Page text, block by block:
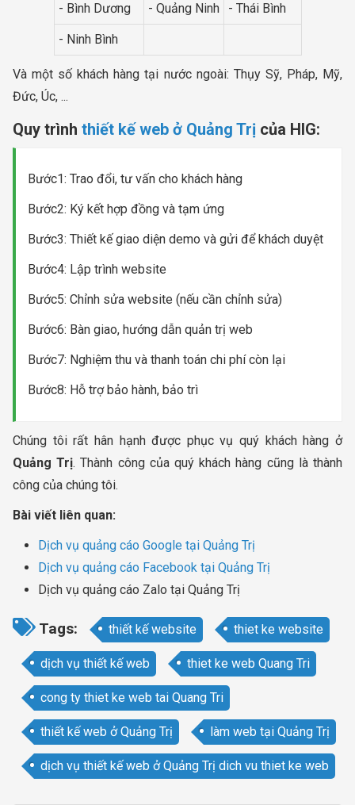
- Bình Dương - Quảng Ninh - Thái Bình
- Ninh Bình
Và một số khách hàng tại nước ngoài: Thụy Sỹ, Pháp, Mỹ,
Đức, Úc, ...
Quy trình thiết kế web ở Quảng Trị của HIG:
Bước1: Trao đổi, tư vấn cho khách hàng
Bước2: Ký kết hợp đồng và tạm ứng
Bước3: Thiết kế giao diện demo và gửi để khách duyệt
Bước4: Lập trình website
Bước5: Chỉnh sửa website (nếu cần chỉnh sửa)
Bước6: Bàn giao, hướng dẫn quản trị web
Bước7: Nghiệm thu và thanh toán chi phí còn lại
Bước8: Hỗ trợ bảo hành, bảo trì
Chúng tôi rất hân hạnh được phục vụ quý khách hàng ở
Quảng Trị. Thành công của quý khách hàng cũng là thành
công của chúng tôi.
Bài viết liên quan:
Dịch vụ quảng cáo Google tại Quảng Trị
Dịch vụ quảng cáo Facebook tại Quảng Trị
Dịch vụ quảng cáo Zalo tại Quảng Trị
Tags: thiết kế website thiet ke website
dịch vụ thiết kế web thiet ke web Quang Tri
cong ty thiet ke web tai Quang Tri
thiết kế web ở Quảng Trị làm web tại Quảng Trị
dịch vụ thiết kế web ở Quảng Trị dich vu thiet ke web